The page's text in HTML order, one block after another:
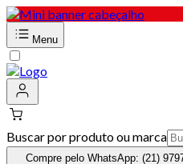
Menu
Buscar por produto ou marca
Compre pelo WhatsApp: (21)